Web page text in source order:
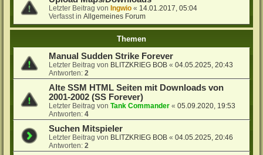
Letzter Beitrag von Ingwio « 14.01.2017, 05:04
Verfasst inAllgemeines Forum
Themen
Manual Sudden Strike Forever
Letzter Beitrag von BLITZKRIEG BOB «04.05.2025, 20:43
Antworten:2
Alte SSM HTML Seiten mit Downloads von
2001-2002 (SS Forever)
Letzter Beitrag vonTank Commander «05.09.2020, 19:53
Antworten:4
Suchen Mitspieler
Letzter Beitrag von BLITZKRIEG BOB «04.05.2025, 20:46
Antworten:2